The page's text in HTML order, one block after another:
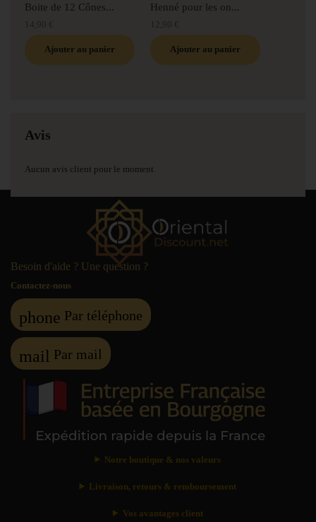
Boite de 12 Cônes...
14,90 €
Ajouter au panier
Henné pour les on...
12,90 €
Ajouter au panier
Avis
Aucun avis client pour le moment.
Besoin d'aide ? Une question ?
Contactez-nous
phone Par téléphone
mail Par mail
Notre boutique & nos valeurs
Livraison, retours & remboursement
Vos avantages client